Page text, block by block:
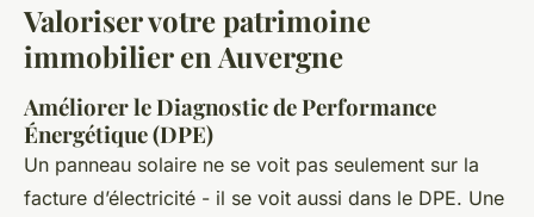
Valoriser votre patrimoine
immobilier en Auvergne
Améliorer le Diagnostic de Performance
Énergétique (DPE)
Un panneau solaire ne se voit pas seulement sur la
facture d’électricité - il se voit aussi dans le DPE. Une